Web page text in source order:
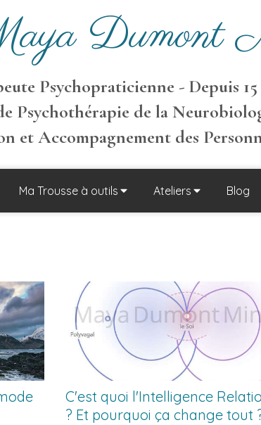
Dumont
Psychopraticienne - Depuis
Psychothérapie de la
et Accompagnement des
Ma Trousse à outils Ateliers Blog
C'est quoi l'Intelligence
? Et pourquoi ça change tout